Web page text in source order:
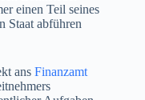
einen Teil seines
Staat abführen
ans Finanzamt